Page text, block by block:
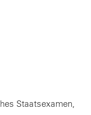
Staatsexamen